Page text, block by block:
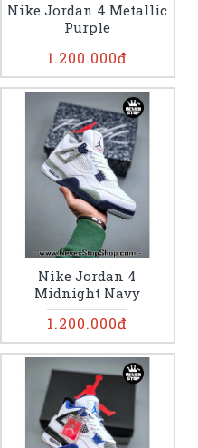
Nike Jordan 4 Metallic
Purple
1.200.000đ
Nike Jordan 4
Midnight Navy
1.200.000đ